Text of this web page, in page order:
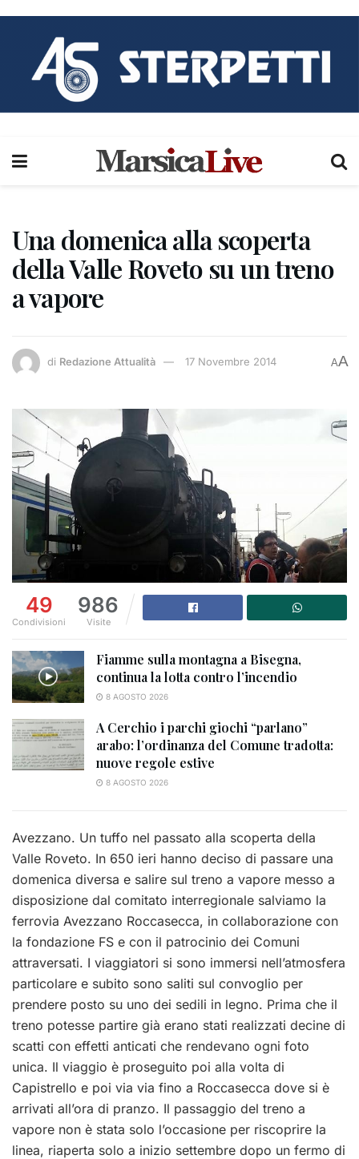
Una domenica alla scoperta
della Valle Roveto su un treno
a vapore
di Redazione Attualità 17 Novembre 2014 AA
49
Condivisioni
986
Visite
Fiamme sulla montagna a Bisegna,
continua la lotta contro l’incendio
8 AGOSTO 2026
A Cerchio i parchi giochi “parlano”
arabo: l’ordinanza del Comune tradotta:
nuove regole estive
8 AGOSTO 2026
Avezzano. Un tuffo nel passato alla scoperta della
Valle Roveto. In 650 ieri hanno deciso di passare una
domenica diversa e salire sul treno a vapore messo a
disposizione dal comitato interregionale salviamo la
ferrovia Avezzano Roccasecca, in collaborazione con
la fondazione FS e con il patrocinio dei Comuni
attraversati. I viaggiatori si sono immersi nell’atmosfera
particolare e subito sono saliti sul convoglio per
prendere posto su uno dei sedili in legno. Prima che il
treno potesse partire già erano stati realizzati decine di
scatti con effetti anticati che rendevano ogni foto
unica. Il viaggio è proseguito poi alla volta di
Capistrello e poi via via fino a Roccasecca dove si è
arrivati all’ora di pranzo. Il passaggio del treno a
vapore non è stata solo l’occasione per riscoprire la
linea, riaperta solo a inizio settembre dopo un fermo di